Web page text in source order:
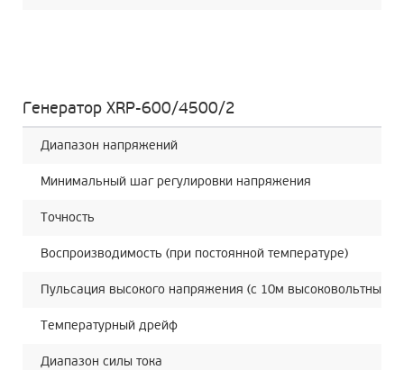
Генератор XRP-600/4500/2
Диапазон напряжений
Минимальный шаг регулировки напряжения
Точность
Воспроизводимость (при постоянной температуре)
Пульсация высокого напряжения (с 10м высоковольтным
Температурный дрейф
Диапазон силы тока